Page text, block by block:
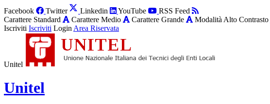
Facebook Twitter Linkedin YouTube
RSS Feed
Carattere Standard
Carattere Medio Carattere Grande Modalità Alto Contrasto
Iscriviti Iscriviti Login Area Riservata
Unitel
Unitel